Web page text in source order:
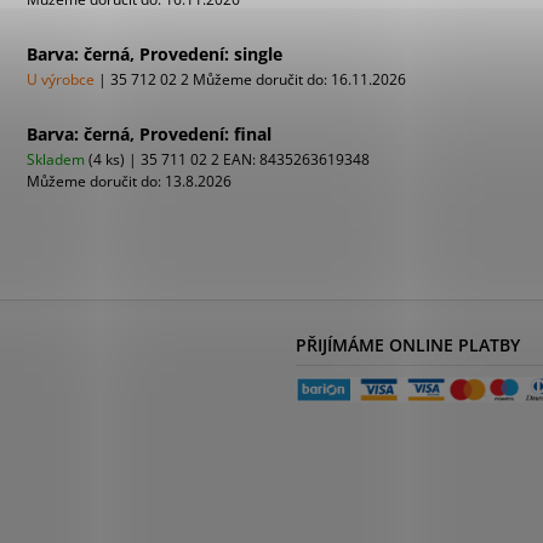
Barva: černá, Provedení: single
U výrobce | 35 712 02 2 Můžeme doručit do: 16.11.2026
Barva: černá, Provedení: final
Skladem (4 ks) | 35 711 02 2 EAN: 8435263619348
Můžeme doručit do: 13.8.2026
PŘIJÍMÁME ONLINE PLATBY